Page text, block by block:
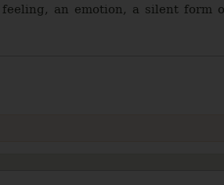
an emotion, a silent form